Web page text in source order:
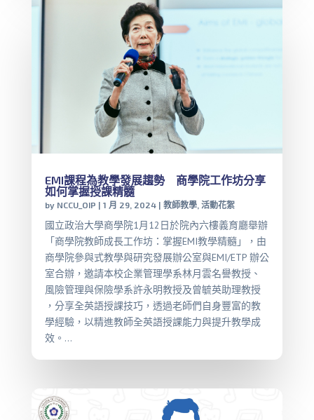
EMI課程為教學發展趨勢 商學院工作坊分享
如何掌握授課精髓
by NCCU_OIP | 1 月 29, 2024| 教師教學, 活動花絮
國立政治大學商學院1月12日於院內六樓義育廳舉辦
「商學院教師成長工作坊：掌握EMI教學精髓」，由
商學院參與式教學與研究發展辦公室與EMI/ETP 辦公
室合辦，邀請本校企業管理學系林月雲名譽教授、
風險管理與保險學系許永明教授及曾毓英助理教授
，分享全英語授課技巧，透過老師們自身豐富的教
學經驗，以精進教師全英語授課能力與提升教學成
效。...